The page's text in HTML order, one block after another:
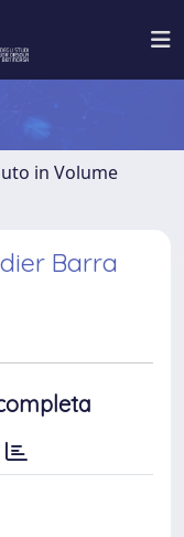
in Volume
Barra